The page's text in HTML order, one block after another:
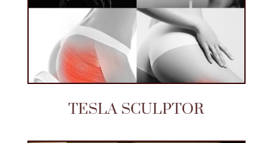
TESLA SCULPTOR